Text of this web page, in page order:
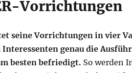
Vorrichtungen
seine Vorrichtungen in vier
genau die
besten befriedigt. So werden